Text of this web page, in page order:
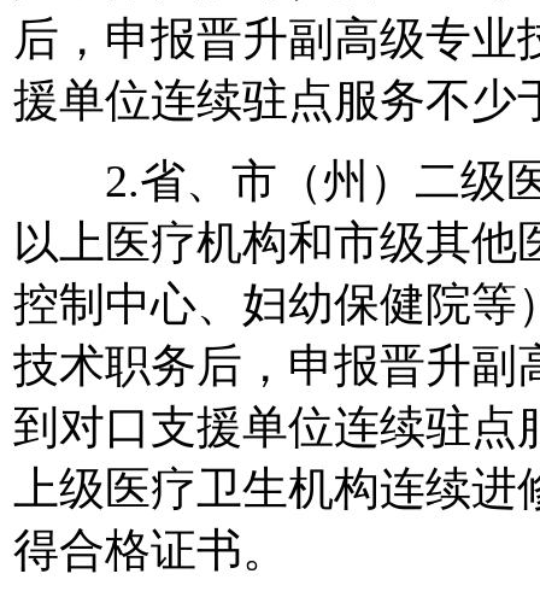
后，申报晋升副高级专
援单位连续驻点服务不少
2.省、市（州）二级医
以上医疗机构和市级其
控制中心、妇幼保健院等
技术职务后，申报晋升副
到对口支援单位连续驻点
上级医疗卫生机构连续
得合格证书。